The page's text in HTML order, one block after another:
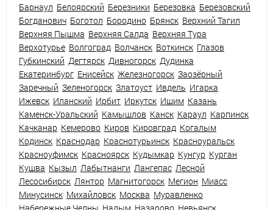
Барнаул Белоярский Березники Березовка Березовский
Богданович Боготол Бородино Брянск Верхний Тагил
Верхняя Пышма Верхняя Салда Верхняя Тура
Верхотурье Волгоград Волчанск Воткинск Глазов
Губкинский Дегтярск Дивногорск Дудинка
Екатеринбург Енисейск Железногорск Заозёрный
Заречный Зеленогорск Златоуст Ивдель Игарка
Ижевск Иланский Ирбит Иркутск Ишим Казань
Каменск-Уральский Камышлов Канск Караул Карпинск
Качканар Кемерово Киров Кировград Когалым
Кодинск Краснодар Краснотурьинск Красноуральск
Красноуфимск Красноярск Кудымкар Кунгур Курган
Кушва Кызыл Лабытнанги Лангепас Лесной
Лесосибирск Лянтор Магнитогорск Мегион Миасс
Минусинск Михайловск Москва Муравленко
Набережные Челны Надым Назарово Невьянск